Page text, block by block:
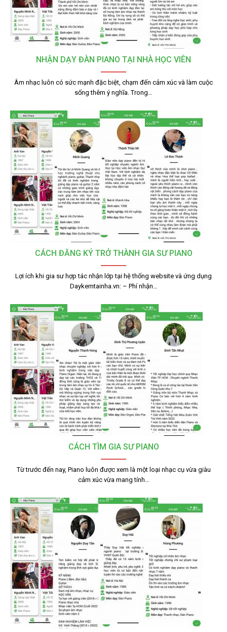
NHẬN DẠY ĐÀN PIANO TẠI NHÀ HỌC VIÊN
Âm nhạc luôn có sức mạnh đặc biệt, chạm đến cảm xúc và làm cuộc
sống thêm ý nghĩa. Trong…
CÁCH ĐĂNG KÝ TRỞ THÀNH GIA SƯ PIANO
Lợi ích khi gia sư hợp tác nhận lớp tại hệ thống website và ứng dụng
Daykemtainha.vn: – Phí nhận…
CÁCH TÌM GIA SƯ PIANO
Từ trước đến nay, Piano luôn được xem là một loại nhạc cụ vừa giàu
cảm xúc vừa mang tính…